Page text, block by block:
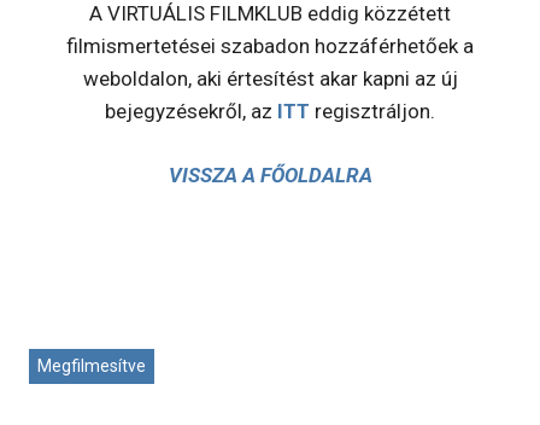
A VIRTUÁLIS FILMKLUB eddig közzétett
filmismertetései szabadon hozzáférhetőek a
weboldalon, aki értesítést akar kapni az új
bejegyzésekről, az ITT regisztráljon.
VISSZA A FŐOLDALRA
Megfilmesítve